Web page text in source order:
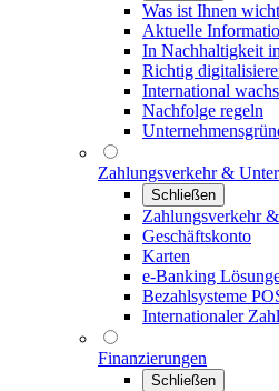
Was ist Ihnen
Aktuelle
In Nachhaltigkeit
Richtig
International
Nachfolge regeln
Zahlungsverkehr &
Schließen
Zahlungsverkehr
Geschäftskonto
Karten
e-Banking
Bezahlsysteme
Internationaler
Finanzierungen
Schließen